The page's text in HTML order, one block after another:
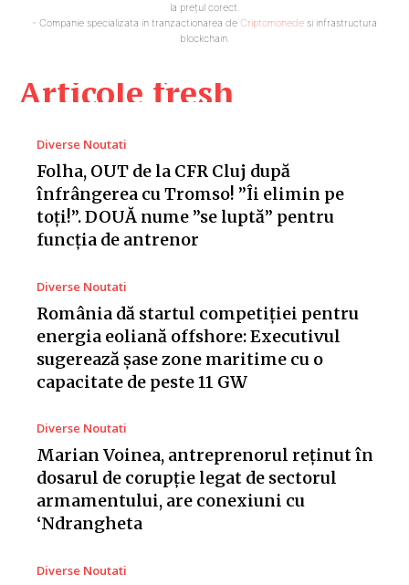
Articole fresh
Diverse Noutati
Folha, OUT de la CFR Cluj după
înfrângerea cu Tromso! ”Îi elimin pe
toți!”. DOUĂ nume ”se luptă” pentru
funcția de antrenor
Diverse Noutati
România dă startul competiției pentru
energia eoliană offshore: Executivul
sugerează șase zone maritime cu o
capacitate de peste 11 GW
Diverse Noutati
Marian Voinea, antreprenorul reținut în
dosarul de corupție legat de sectorul
armamentului, are conexiuni cu
‘Ndrangheta
Diverse Noutati
la prețul corect.
- Companie specializata in tranzactionarea de Criptomonede si infrastructura
blockchain.